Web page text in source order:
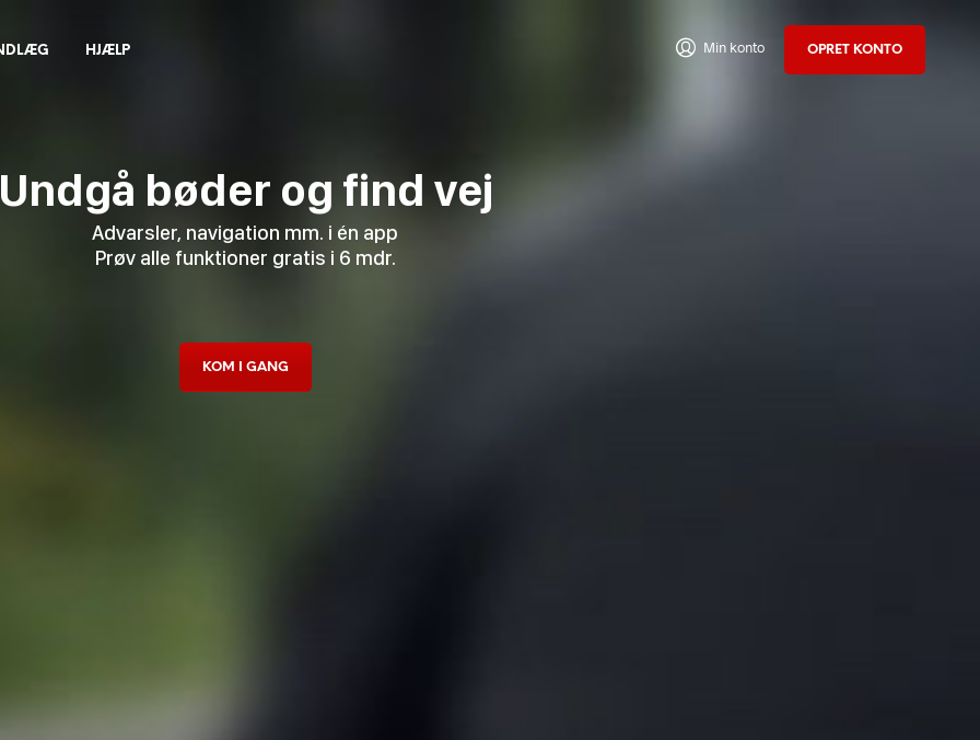
HJÆLP Min konto OPRET KONTO
Undgå bøder og find vej
Advarsler, navigation mm. i én app
Prøv alle funktioner gratis i 6 mdr.
KOM I GANG